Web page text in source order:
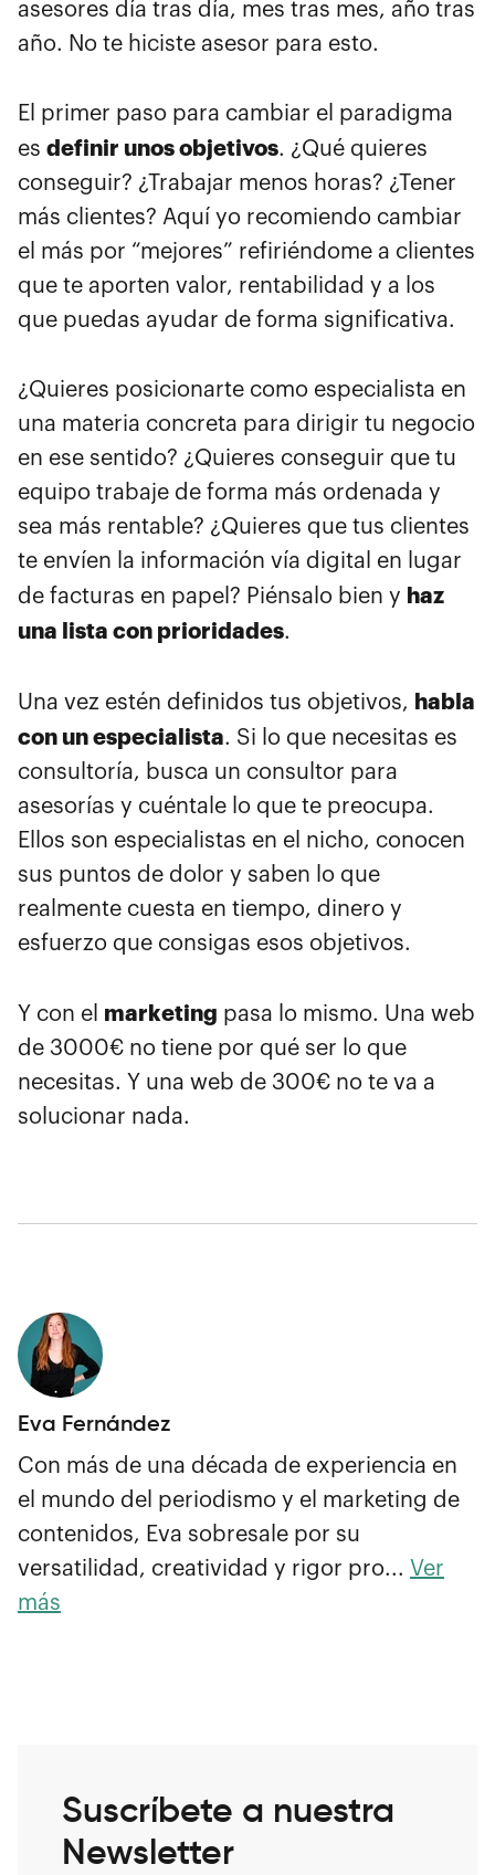
asesores día tras día, mes tras mes, año tras
año. No te hiciste asesor para esto.
El primer paso para cambiar el paradigma
es definir unos objetivos. ¿Qué quieres
conseguir? ¿Trabajar menos horas? ¿Tener
más clientes? Aquí yo recomiendo cambiar
el más por “mejores” refiriéndome a clientes
que te aporten valor, rentabilidad y a los
que puedas ayudar de forma significativa.
¿Quieres posicionarte como especialista en
una materia concreta para dirigir tu negocio
en ese sentido? ¿Quieres conseguir que tu
equipo trabaje de forma más ordenada y
sea más rentable? ¿Quieres que tus clientes
te envíen la información vía digital en lugar
de facturas en papel? Piénsalo bien y haz
una lista con prioridades.
Una vez estén definidos tus objetivos, habla
con un especialista. Si lo que necesitas es
consultoría, busca un consultor para
asesorías y cuéntale lo que te preocupa.
Ellos son especialistas en el nicho, conocen
sus puntos de dolor y saben lo que
realmente cuesta en tiempo, dinero y
esfuerzo que consigas esos objetivos.
Y con el marketing pasa lo mismo. Una web
de 3000€ no tiene por qué ser lo que
necesitas. Y una web de 300€ no te va a
solucionar nada.
Eva Fernández
Con más de una década de experiencia en
el mundo del periodismo y el marketing de
contenidos, Eva sobresale por su
versatilidad, creatividad y rigor pro... Ver
más
Suscríbete a nuestra
Newsletter